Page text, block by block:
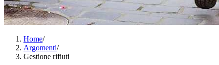
Home/
Argomenti/
Gestione rifiuti